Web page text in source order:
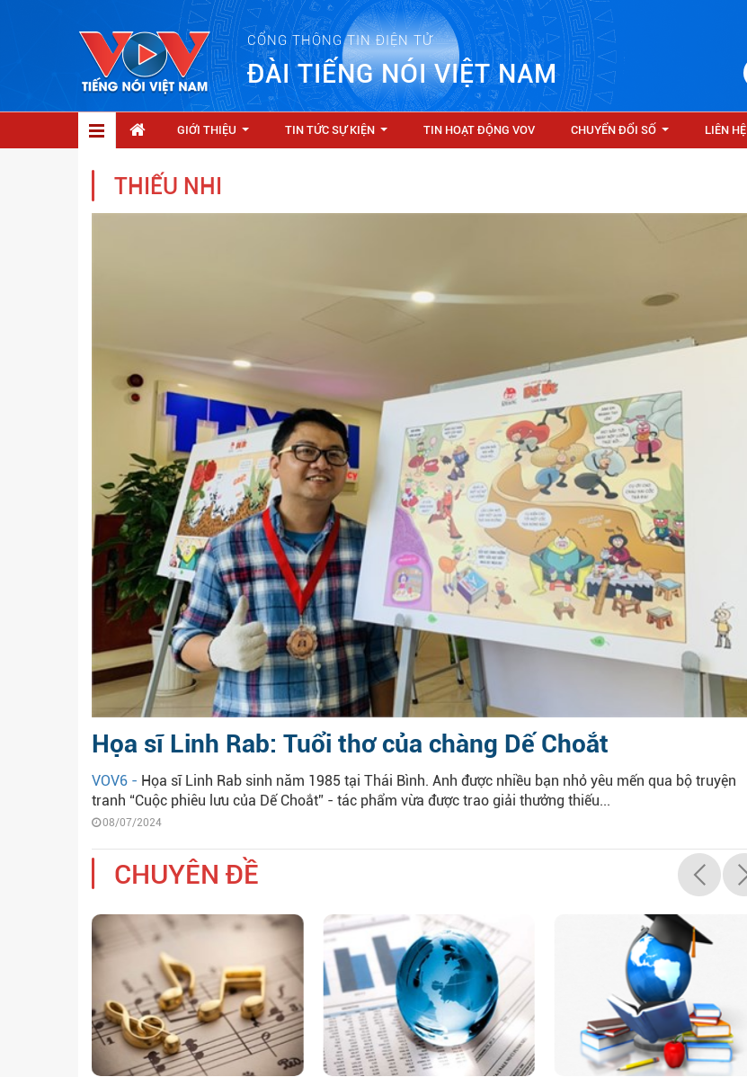
CỔNG THÔNG TIN ĐIỆN TỬ
ĐÀI TIẾNG NÓI VIỆT NAM
GIỚI THIỆU TIN TỨC SỰ KIỆN TIN HOẠT ĐỘNG VOV CHUYỂN ĐỔI SỐ LIÊN HỆ
THIẾU NHI
Họa sĩ Linh Rab: Tuổi thơ của chàng Dế Choắt
VOV6 - Họa sĩ Linh Rab sinh năm 1985 tại Thái Bình. Anh được nhiều bạn nhỏ yêu mến qua bộ truyện
tranh “Cuộc phiêu lưu của Dế Choắt” - tác phẩm vừa được trao giải thưởng thiếu...
08/07/2024
CHUYÊN ĐỀ